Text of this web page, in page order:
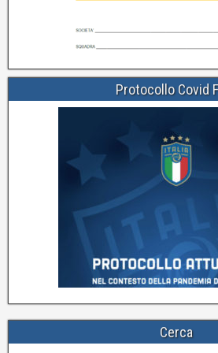
Protocollo Covid
Cerca